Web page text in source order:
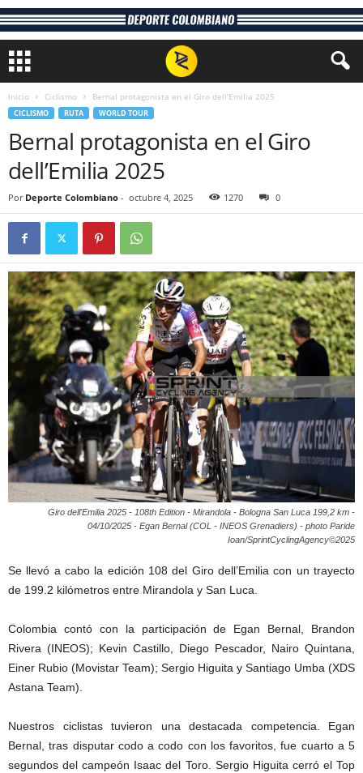
Inicio Ciclismo Bernal protagonista en el Giro dell’Emilia 2025
CICLISMO RUTA WORLD TOUR
Bernal protagonista en el Giro
dell’Emilia 2025
Por Deporte Colombiano - octubre 4, 2025 1270 0
Giro dell'Emilia 2025 - 108th Edition - Mirandola - Bologna San Luca 199,2 km -
04/10/2025 - Egan Bernal (COL - INEOS Grenadiers) - photo Paride
Ioan/SprintCyclingAgency©2025
Se llevó a cabo la edición 108 del Giro dell’Emilia con un trayecto
de 199.2 kilómetros entre Mirandola y San Luca.
Colombia contó con la participación de Egan Bernal, Brandon
Rivera (INEOS); Kevin Castillo, Diego Pescador, Nairo Quintana,
Einer Rubio (Movistar Team); Sergio Higuita y Santiago Umba (XDS
Astana Team).
Nuestros ciclistas tuvieron una destacada competencia. Egan
Bernal, tras disputar codo a codo con los favoritos, fue cuarto a 5
segundos del campeón Isaac del Toro. Sergio Higuita cerró el Top